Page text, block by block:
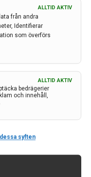
ALLTID AKTIV
från andra
Identifierar
som överförs
bedrägerier
och innehåll,
ALLTID AKTIV
syften
vid Lunds